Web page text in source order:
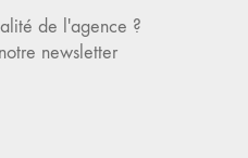
de l'agence ?
newsletter